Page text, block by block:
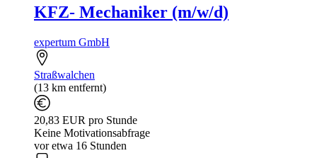
KFZ- Mechaniker (m/w/d)
expertum GmbH
Straßwalchen
(13 km entfernt)
20,83 EUR pro Stunde
Keine Motivationsabfrage
vor etwa 16 Stunden